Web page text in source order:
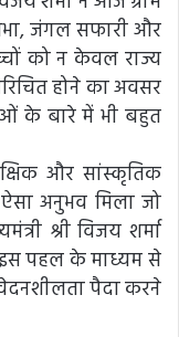
जंगल सफारी और
को न केवल राज्य
होने का अवसर
के बारे में भी बहुत
और सांस्कृतिक
अनुभव मिला जो
श्री विजय शर्मा
इस पहल के माध्यम से
पैदा करने